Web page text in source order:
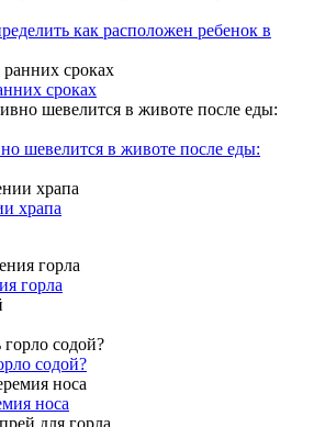
как расположен ребенок в
сроках
шевелится в животе после еды:
храпа
горла
содой?
носа